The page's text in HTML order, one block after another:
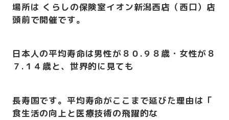
場所は くらしの保険室イオン新潟西店（西口）店
頭前で開催です。
日本人の平均寿命は男性が８０.９８歳・女性が８
７.１４歳と、世界的に見ても
長寿国です。平均寿命がここまで延びた理由は「
食生活の向上と医療技術の飛躍的な